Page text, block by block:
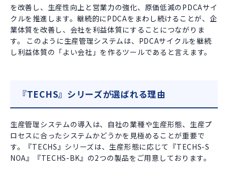
を改善し、生産性向上と営業力の強化、原価低減のPDCAサイ
クルを推進します。継続的にPDCAをまわし続けることが、企
業体質を改善し、会社を利益体質にすることにつながりま
す。 このように生産管理システムは、PDCAサイクルを継続
し利益体質の「よい会社」を作るツールであると言えます。
『TECHS』シリーズが選ばれる理由
生産管理システムの導入は、自社の業種や生産形態、生産プ
ロセスに合ったシステムかどうかを見極めることが重要で
す。『TECHS』シリーズは、生産形態に応じて『TECHS-S
NOA』『TECHS-BK』の2つの製品をご用意しております。